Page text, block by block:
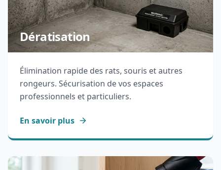
Dératisation
Élimination rapide des rats, souris et autres
rongeurs. Sécurisation de vos espaces
professionnels et particuliers.
En savoir plus